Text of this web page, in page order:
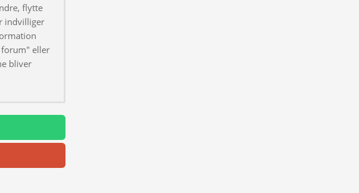
flytte
indvilliger
eller
bliver